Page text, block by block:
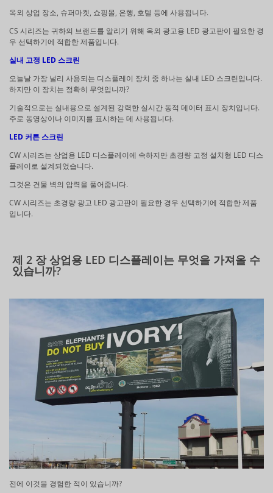
옥외 상업 장소, 슈퍼마켓, 쇼핑몰, 은행, 호텔 등에 사용됩니다.
CS 시리즈는 귀하의 브랜드를 알리기 위해 옥외 광고용 LED 광고판이 필요한 경
우 선택하기에 적합한 제품입니다.
실내 고정 LED 스크린
오늘날 가장 널리 사용되는 디스플레이 장치 중 하나는 실내 LED 스크린입니다.
하지만 이 장치는 정확히 무엇입니까?
기술적으로는 실내용으로 설계된 강력한 실시간 동적 데이터 표시 장치입니다.
주로 동영상이나 이미지를 표시하는 데 사용됩니다.
LED 커튼 스크린
CW 시리즈는 상업용 LED 디스플레이에 속하지만 초경량 고정 설치형 LED 디스
플레이로 설계되었습니다.
그것은 건물 벽의 압력을 풀어줍니다.
CW 시리즈는 초경량 광고 LED 광고판이 필요한 경우 선택하기에 적합한 제품
입니다.
제 2 장 상업용 LED 디스플레이는 무엇을 가져올 수
있습니까?
전에 이것을 경험한 적이 있습니까?